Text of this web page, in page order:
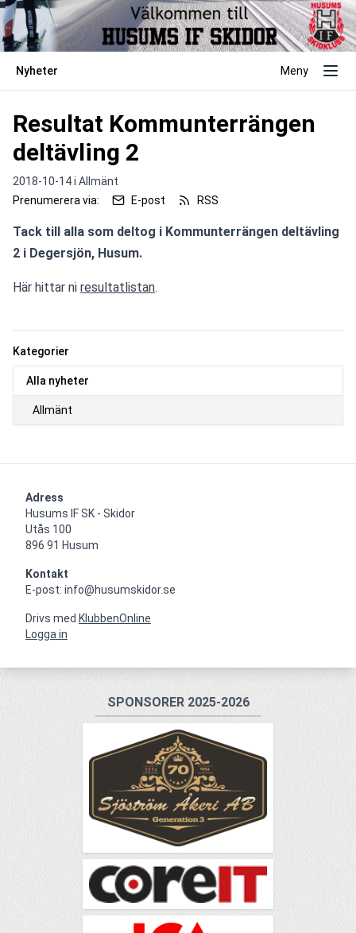
Nyheter Meny
Kategorier
Alla nyheter
Allmänt
Resultat Kommunterrängen
deltävling 2
2018-10-14 i Allmänt
Prenumerera via:
E-post RSS
Tack till alla som deltog i Kommunterrängen deltävling
2 i Degersjön, Husum.
Här hittar ni resultatlistan.
Adress
Husums IF SK - Skidor
Utås 100
896 91 Husum
Kontakt
E-post: info@husumskidor.se
Drivs med KlubbenOnline
Logga in
SPONSORER 2025-2026